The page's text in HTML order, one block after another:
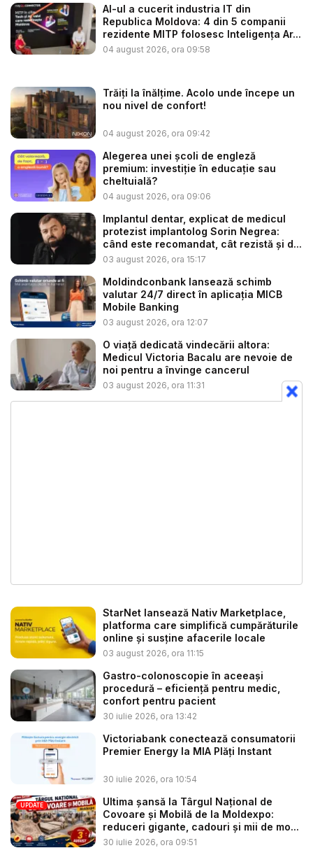
AI-ul a cucerit industria IT din
Republica Moldova: 4 din 5 companii
rezidente MITP folosesc Inteligența Ar...
04 august 2026, ora 09:58
Trăiți la înălțime. Acolo unde începe un
nou nivel de confort!
04 august 2026, ora 09:42
Alegerea unei școli de engleză
premium: investiție în educație sau
cheltuială?
04 august 2026, ora 09:06
Implantul dentar, explicat de medicul
protezist implantolog Sorin Negrea:
când este recomandat, cât rezistă și d...
03 august 2026, ora 15:17
Moldindconbank lansează schimb
valutar 24/7 direct în aplicația MICB
Mobile Banking
03 august 2026, ora 12:07
O viață dedicată vindecării altora:
Medicul Victoria Bacalu are nevoie de
noi pentru a învinge cancerul
03 august 2026, ora 11:31
StarNet lansează Nativ Marketplace,
platforma care simplifică cumpărăturile
online și susține afacerile locale
03 august 2026, ora 11:15
Gastro-colonoscopie în aceeași
procedură – eficiență pentru medic,
confort pentru pacient
30 iulie 2026, ora 13:42
Victoriabank conectează consumatorii
Premier Energy la MIA Plăți Instant
30 iulie 2026, ora 10:54
UPDATE
Ultima șansă la Târgul Național de
Covoare și Mobilă de la Moldexpo:
reduceri gigante, cadouri și mii de mo...
30 iulie 2026, ora 09:51